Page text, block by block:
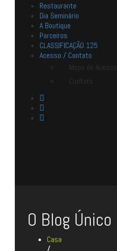
Restaurante
Dia Seminário
A Boutique
Parceiros
CLASSIFICAÇÃO 125
Acesso / Contato
Mapa de Acesso
Contato
O Blog Único
Casa